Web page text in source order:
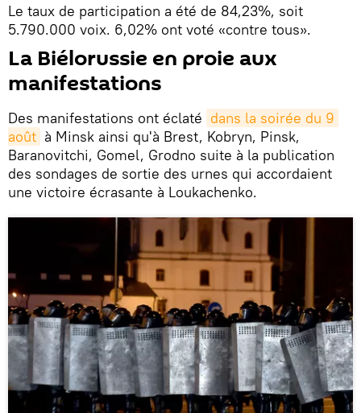
Le taux de participation a été de 84,23%, soit
5.790.000 voix. 6,02% ont voté «contre tous».
La Biélorussie en proie aux
manifestations
Des manifestations ont éclaté dans la soirée du 9
août à Minsk ainsi qu'à Brest, Kobryn, Pinsk,
Baranovitchi, Gomel, Grodno suite à la publication
des sondages de sortie des urnes qui accordaient
une victoire écrasante à Loukachenko.